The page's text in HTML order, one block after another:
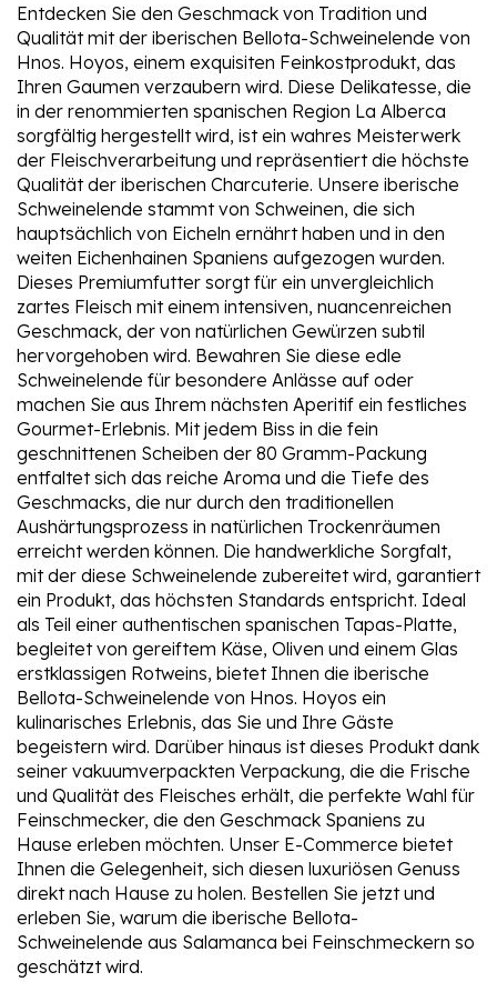
Entdecken Sie den Geschmack von Tradition und
Qualität mit der iberischen Bellota-Schweinelende von
Hnos. Hoyos, einem exquisiten Feinkostprodukt, das
Ihren Gaumen verzaubern wird. Diese Delikatesse, die
in der renommierten spanischen Region La Alberca
sorgfältig hergestellt wird, ist ein wahres Meisterwerk
der Fleischverarbeitung und repräsentiert die höchste
Qualität der iberischen Charcuterie. Unsere iberische
Schweinelende stammt von Schweinen, die sich
hauptsächlich von Eicheln ernährt haben und in den
weiten Eichenhainen Spaniens aufgezogen wurden.
Dieses Premiumfutter sorgt für ein unvergleichlich
zartes Fleisch mit einem intensiven, nuancenreichen
Geschmack, der von natürlichen Gewürzen subtil
hervorgehoben wird. Bewahren Sie diese edle
Schweinelende für besondere Anlässe auf oder
machen Sie aus Ihrem nächsten Aperitif ein festliches
Gourmet-Erlebnis. Mit jedem Biss in die fein
geschnittenen Scheiben der 80 Gramm-Packung
entfaltet sich das reiche Aroma und die Tiefe des
Geschmacks, die nur durch den traditionellen
Aushärtungsprozess in natürlichen Trockenräumen
erreicht werden können. Die handwerkliche Sorgfalt,
mit der diese Schweinelende zubereitet wird, garantiert
ein Produkt, das höchsten Standards entspricht. Ideal
als Teil einer authentischen spanischen Tapas-Platte,
begleitet von gereiftem Käse, Oliven und einem Glas
erstklassigen Rotweins, bietet Ihnen die iberische
Bellota-Schweinelende von Hnos. Hoyos ein
kulinarisches Erlebnis, das Sie und Ihre Gäste
begeistern wird. Darüber hinaus ist dieses Produkt dank
seiner vakuumverpackten Verpackung, die die Frische
und Qualität des Fleisches erhält, die perfekte Wahl für
Feinschmecker, die den Geschmack Spaniens zu
Hause erleben möchten. Unser E-Commerce bietet
Ihnen die Gelegenheit, sich diesen luxuriösen Genuss
direkt nach Hause zu holen. Bestellen Sie jetzt und
erleben Sie, warum die iberische Bellota-
Schweinelende aus Salamanca bei Feinschmeckern so
geschätzt wird.